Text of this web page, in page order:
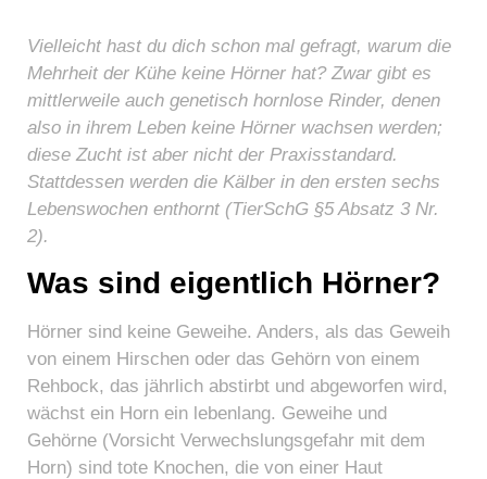
Vielleicht hast du dich schon mal gefragt, warum die
Mehrheit der Kühe keine Hörner hat? Zwar gibt es
mittlerweile auch genetisch hornlose Rinder, denen
also in ihrem Leben keine Hörner wachsen werden;
diese Zucht ist aber nicht der Praxisstandard.
Stattdessen werden die Kälber in den ersten sechs
Lebenswochen enthornt (TierSchG §5 Absatz 3 Nr.
2).
Was sind eigentlich Hörner?
Hörner sind keine Geweihe. Anders, als das Geweih
von einem Hirschen oder das Gehörn von einem
Rehbock, das jährlich abstirbt und abgeworfen wird,
wächst ein Horn ein lebenlang. Geweihe und
Gehörne (Vorsicht Verwechslungsgefahr mit dem
Horn) sind tote Knochen, die von einer Haut